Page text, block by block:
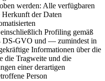
werden: Alle verfügbaren
der Daten
Profiling gemäß
DS-GVO und — zumindest in
Informationen über die
die Tragweite und die
einer derartigen
Person